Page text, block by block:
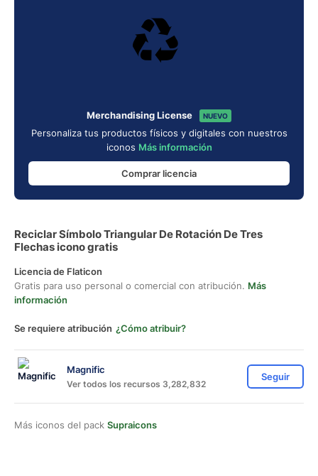
Merchandising License NUEVO
Personaliza tus productos físicos y digitales con nuestros
iconos Más información
Comprar licencia
Reciclar Símbolo Triangular De Rotación De Tres
Flechas icono gratis
Licencia de Flaticon
Gratis para uso personal o comercial con atribución. Más
información
Se requiere atribución ¿Cómo atribuir?
Magnific
Ver todos los recursos 3,282,832
Seguir
Más iconos del pack Supraicons